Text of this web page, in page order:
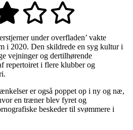
under overfladen’ vakte
i 2020. Den skildrede en syg kultur i
vejninger og dertilhørende
repertoiret i flere klubber og
er også poppet op i ny og næ,
en træner blev fyret og
beskeder til svømmere i